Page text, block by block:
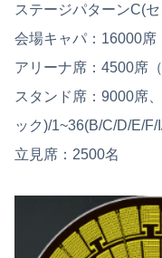
ステージパターンC(
会場キャパ：16000席
アリーナ席：4500席
スタンド席：9000席
ック)/1~36(B/C/D/E/F/
立見席：2500名